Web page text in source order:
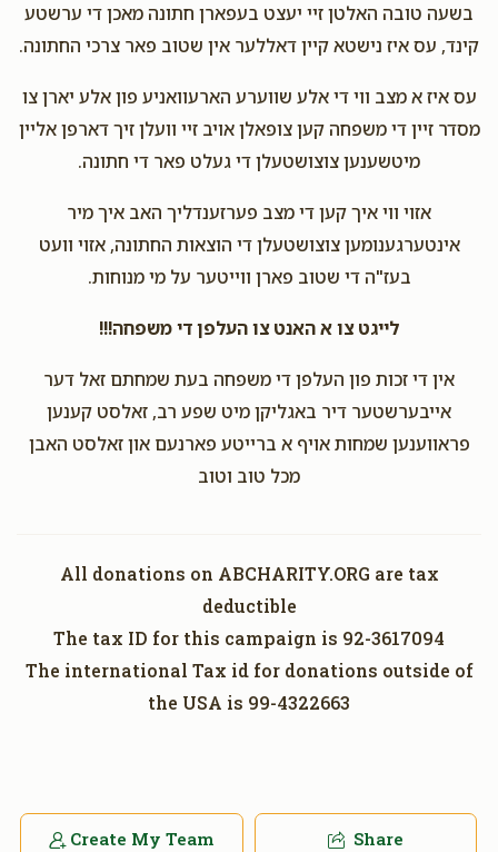
1 year ago $100.00
Toby BergerChavi Feldman
1 year ago $18.00
Chavie keep up your amazing work!!
Chavi Feldman
בשעה טובה האלטן זיי יעצט בעפארן חתונה מאכן די ערשטע
קינד, עס איז נישטא קיין דאללער אין שטוב פאר צרכי החתונה.
עס איז א מצב ווי די אלע שווערע הארעוואניע פון אלע יארן צו
מסדר זיין די משפחה קען צופאלן אויב זיי וועלן זיך דארפן אליין
מיטשענען צוצושטעלן די געלט פאר די חתונה.
אזוי ווי איך קען די מצב פערזענדליך האב איך מיר
אינטערגענומען צוצושטעלן די הוצאות החתונה, אזוי וועט
בעז"ה די שטוב פארן ווייטער על מי מנוחות.
לייגט צו א האנט צו העלפן די משפחה!!!
אין די זכות פון העלפן די משפחה בעת שמחתם זאל דער
אייבערשטער דיר באגליקן מיט שפע רב, זאלסט קענען
פראווענען שמחות אויף א ברייטע פארנעם און זאלסט האבן
מכל טוב וטוב
All donations on ABCHARITY.ORG are tax
deductible
The tax ID for this campaign is 92-3617094
The international Tax id for donations outside of
the USA is 99-4322663
Create My Team Share